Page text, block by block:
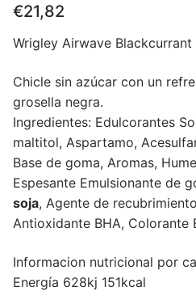
€21,82
Wrigley Airwave Blackcurrant
Chicle sin azúcar con un
grosella negra.
Ingredientes: Edulcorantes
maltitol, Aspartamo,
Base de goma, Aromas,
Espesante Emulsionante de
soja, Agente de
Antioxidante BHA, Colorante
Informacion nutricional por
Energía 628kj 151kcal